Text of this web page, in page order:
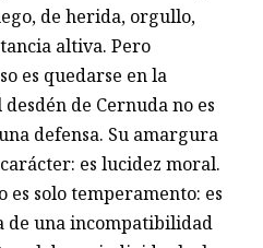
de herida, orgullo,
altiva. Pero
es quedarse en la
de Cernuda no es
defensa. Su amargura
es lucidez moral.
es solo temperamento: es
de una incompatibilidad